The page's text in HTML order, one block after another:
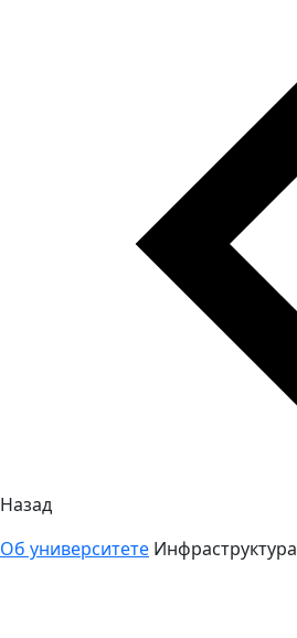
Назад
Об университете Инфраструктура